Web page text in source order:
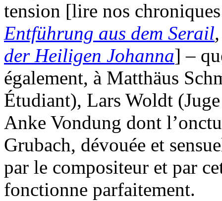
tension [lire nos
Entführung aus dem Serail
der Heiligen Johanna] –
également, à Matthäus
Étudiant), Lars Woldt
Anke Vondung dont
Grubach, dévouée et
par le compositeur et par
fonctionne parfaitement.